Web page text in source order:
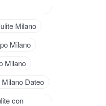
Milano
Milano
Milano
Dateo
con